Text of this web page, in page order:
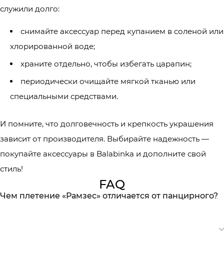
служили долго:
снимайте аксессуар перед купанием в соленой или
хлорированной воде;
храните отдельно, чтобы избегать царапин;
периодически очищайте мягкой тканью или
специальными средствами.
И помните, что долговечность и крепкость украшения
зависит от производителя. Выбирайте надежность —
покупайте аксессуары в Balabinka и дополните свой
стиль!
FAQ
Чем плетение «Рамзес» отличается от панцирного?